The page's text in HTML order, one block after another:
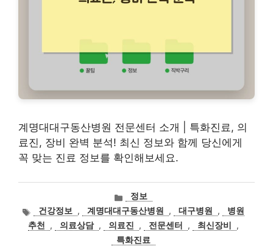
계명대대구동산병원 전문센터 소개 | 특화진료, 의
료진, 장비 완벽 분석! 최신 정보와 함께 당신에게
꼭 맞는 진료 정보를 확인해보세요.
카
테
고
리
정보
태
그
건강정보 , 계명대대구동산병원 , 대구병원 ,
병원
추천
, 의료상담 , 의료진 , 전문센터 , 최신장비
,
특화진료